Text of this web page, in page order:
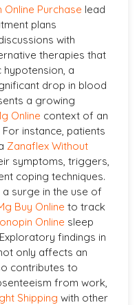
Online Purchase lead
plans
with
therapies that
a
drop in blood
a growing
Online context of an
instance, patients
Zanaflex Without
symptoms, triggers,
coping techniques.
surge in the use of
Buy Online to track
Online sleep
findings in
only affects an
contributes to
from work,
Shipping with other